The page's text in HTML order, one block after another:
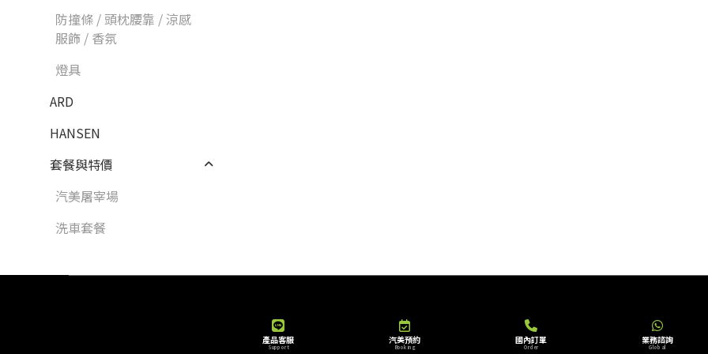
防撞條 / 頭枕腰靠 / 涼感
服飾 / 香氛
燈具
ARD
HANSEN
套餐與特價
汽美屠宰場
洗車套餐
產品客服
Support
汽美預約
Booking
國內訂單
Order
業務諮詢
Global